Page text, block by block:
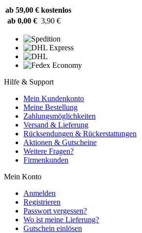
ab 59,00 € kostenlos
ab 0,00 € 3,90 €
Hilfe & Support
Mein Kundenkonto
Meine Bestellung
Zahlungsmöglichkeiten
Versand & Lieferung
Rücksendungen & Rückerstattungen
Aktionen & Gutscheine
Weitere Fragen?
Firmenkunden
Mein Konto
Anmelden
Registrieren
Passwort vergessen?
Wo ist meine Lieferung?
Gutschein einlösen